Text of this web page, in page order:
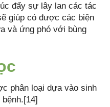
đẩy sự lây lan các tác
giúp có được các biện
và ứng phó với bùng
phân loại dựa vào sinh